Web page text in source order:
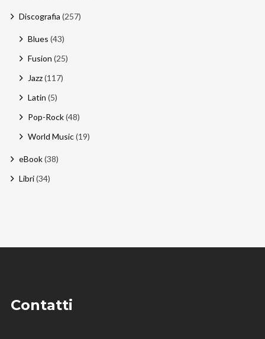
Discografia (257)
Blues (43)
Fusion (25)
Jazz(117)
Latin (5)
Pop-Rock(48)
World Music(19)
eBook(38)
Libri(34)
Contatti